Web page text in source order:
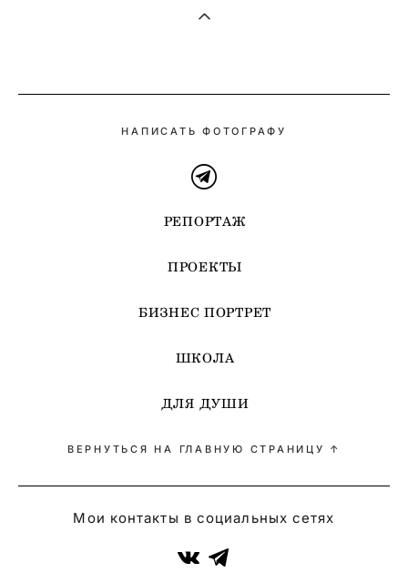
НАПИСАТЬ ФОТОГРАФУ
РЕПОРТАЖ
ПРОЕКТЫ
БИЗНЕС ПОРТРЕТ
ШКОЛА
ДЛЯ ДУШИ
ВЕРНУТЬСЯ НА ГЛАВНУЮ СТРАНИЦУ ↑
Мои контакты в социальных сетях